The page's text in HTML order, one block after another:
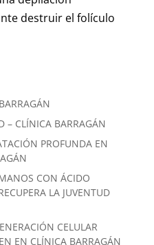
destruir el folículo
– CLÍNICA BARRAGÁN
PROFUNDA EN
CON ÁCIDO
LA JUVENTUD
CELULAR
EN CLÍNICA BARRAGÁN